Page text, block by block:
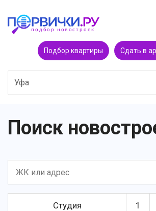
Подбор квартиры Сдать в
Уфа
Поиск
Студия 1